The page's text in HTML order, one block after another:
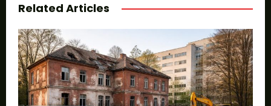
Related Articles